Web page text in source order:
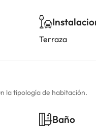
Terraza
la tipología de habitación.
Baño